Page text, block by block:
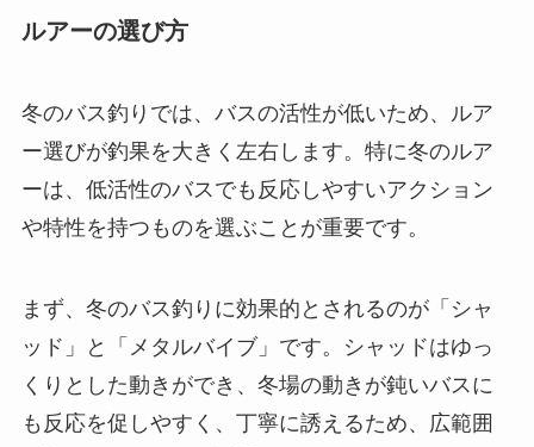
ルアーの選び方
冬のバス釣りでは、バスの活性が低いため、ルア
ー選びが釣果を大きく左右します。特に冬のルア
ーは、低活性のバスでも反応しやすいアクション
や特性を持つものを選ぶことが重要です。
まず、冬のバス釣りに効果的とされるのが「シャ
ッド」と「メタルバイブ」です。シャッドはゆっ
くりとした動きができ、冬場の動きが鈍いバスに
も反応を促しやすく、丁寧に誘えるため、広範囲